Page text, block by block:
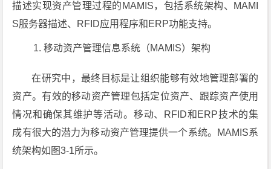
描述实现资产管理过程的MAMIS，包括系统架构、MAMI
S服务器描述、RFID应用程序和ERP功能支持。
移动资产管理信息系统（MAMIS）架构
在研究中，最终目标是让组织能够有效地管理部署的
资产。有效的移动资产管理包括定位资产、跟踪资产使用
情况和确保其维护等活动。移动、RFID和ERP技术的集
成有很大的潜力为移动资产管理提供一个系统。MAMIS系
统架构如图3-1所示。